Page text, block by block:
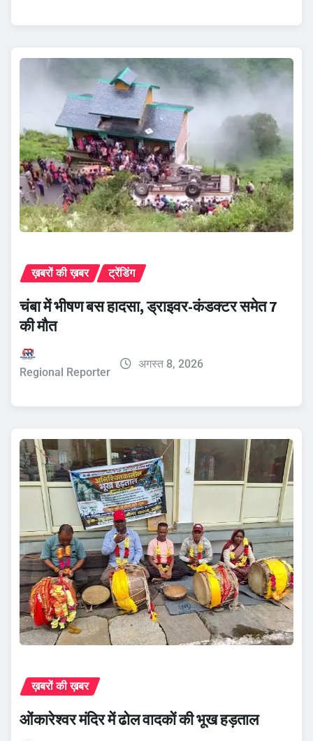
ख़बरों की ख़बर ट्रेंडिंग
चंबा में भीषण बस हादसा, ड्राइवर-कंडक्टर समेत 7
की मौत
Regional Reporter
अगस्त 8, 2026
ख़बरों की ख़बर
ओंकारेश्वर मंदिर में ढोल वादकों की भूख हड़ताल